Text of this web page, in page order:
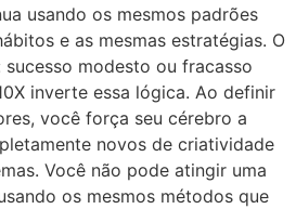
usando os mesmos padrões
e as mesmas estratégias. O
modesto ou fracasso
inverte essa lógica. Ao definir
você força seu cérebro a
novos de criatividade
Você não pode atingir uma
os mesmos métodos que